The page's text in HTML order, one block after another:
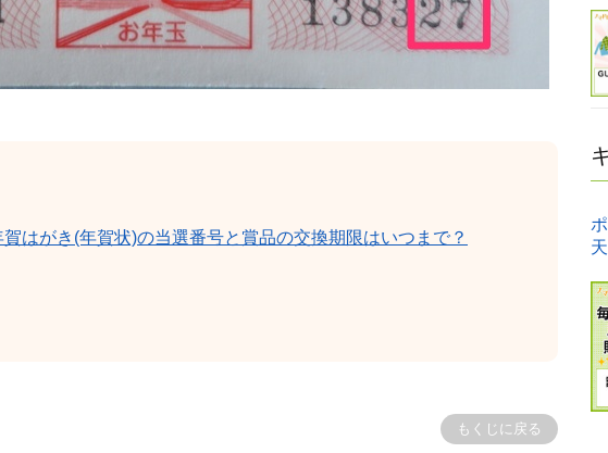
賀はがき(年賀状)の当選番号と賞品の交換期限はいつまで？
もくじに戻る